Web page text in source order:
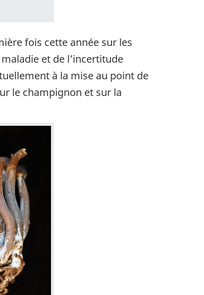
fois cette année sur les
et de l’incertitude
à la mise au point de
le champignon et sur la